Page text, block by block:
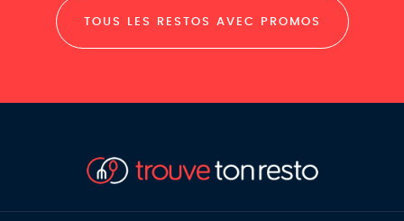
TOUS LES RESTOS AVEC PROMOS